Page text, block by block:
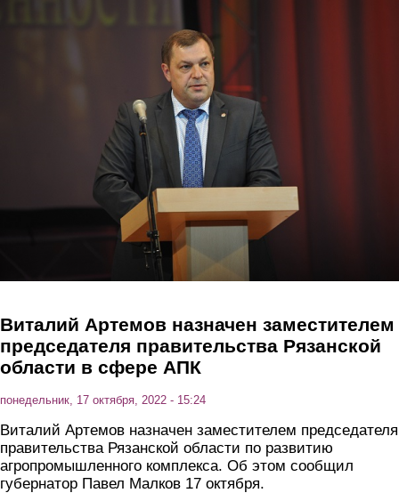
Виталий Артемов назначен заместителем
председателя правительства Рязанской
области в сфере АПК
понедельник, 17 октября, 2022 - 15:24
Виталий Артемов назначен заместителем председателя
правительства Рязанской области по развитию
агропромышленного комплекса. Об этом сообщил
губернатор Павел Малков 17 октября.